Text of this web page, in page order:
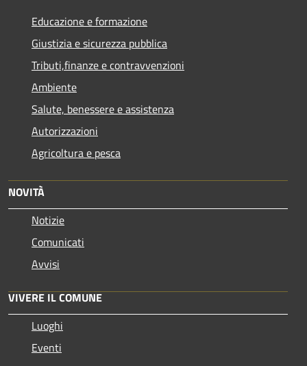
Educazione e formazione
Giustizia e sicurezza pubblica
Tributi,finanze e contravvenzioni
Ambiente
Salute, benessere e assistenza
Autorizzazioni
Agricoltura e pesca
NOVITÀ
Notizie
Comunicati
Avvisi
VIVERE IL COMUNE
Luoghi
Eventi